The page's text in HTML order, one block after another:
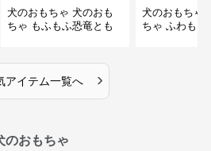
犬のおもちゃ 犬のおも
ちゃ もふもふ恐竜とも
犬のおもちゃ
ちゃ ふわもこ
アイテム一覧へ ›
のおもちゃ